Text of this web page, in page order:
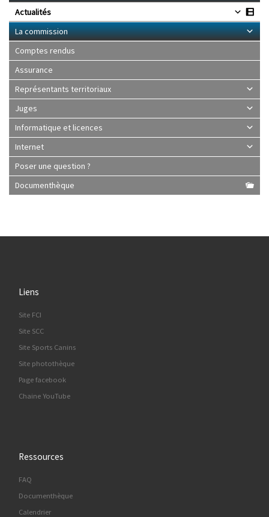
Actualités
La commission
Comptes rendus
Assurance
Représentants territoriaux
Juges
Informatique et licences
Internet
Poser une question ?
Documenthèque
Liens
Site FCI
Site SCC
Site Sports Canins
Site photothèque
Page facebook
Chaine YouTube
Ressources
FAQ
Documenthèque
Calendrier